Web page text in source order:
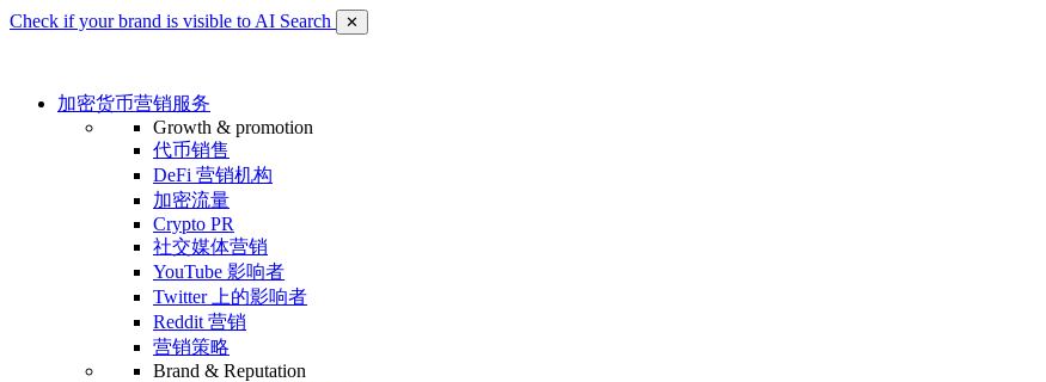
Check if your brand is visible to AI Search ✕
加密货币营销服务
Growth & promotion
代币销售
DeFi 营销机构
加密流量
Crypto PR
社交媒体营销
YouTube 影响者
Twitter 上的影响者
Reddit 营销
营销策略
Brand & Reputation